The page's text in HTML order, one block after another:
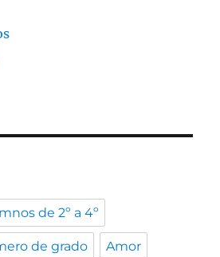
de 2º a 4º
de grado Amor